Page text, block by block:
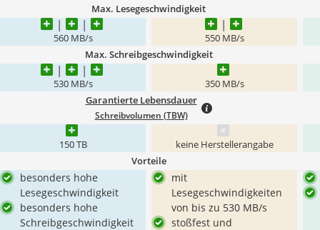
Max. Lesegeschwindigkeit
560 MB/s 550 MB/s
Max. Schreibgeschwindigkeit
530 MB/s 350 MB/s
Garantierte Lebensdauer
Schreibvolumen (TBW)
150 TB keine Herstellerangabe
Vorteile
besonders hohe
Lesegeschwindigkeit
besonders hohe
Schreibgeschwindigkeit
mit
Lesegeschwindigkeiten
von bis zu 530 MB/s
stoßfest und